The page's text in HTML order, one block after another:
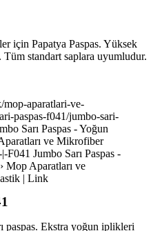
için Papatya Paspas. Yüksek
Tüm standart saplara uyumludur.
aparatlari-ve-
paspas-f041/jumbo-sari-
Sarı Paspas - Yoğun
ve Mikrofiber
Jumbo Sarı Paspas -
Mop Aparatları ve
| Link
paspas. Ekstra yoğun iplikleri